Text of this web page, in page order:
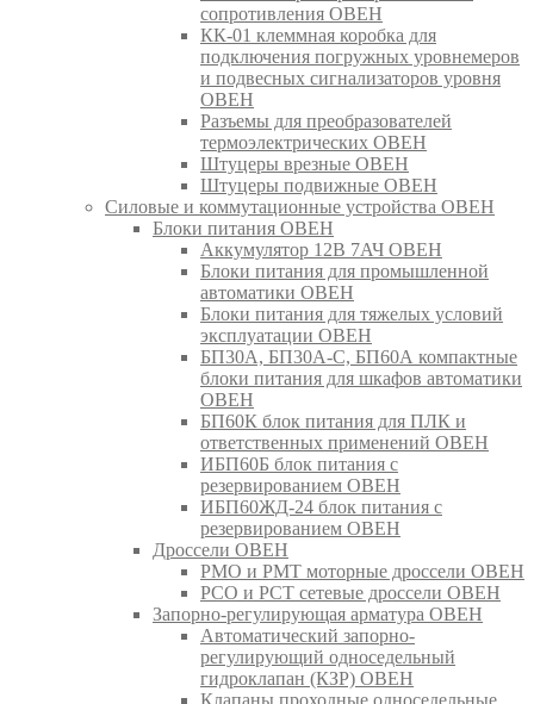
сопротивления ОВЕН
КК-01 клеммная коробка для
подключения погружных уровнемеров
и подвесных сигнализаторов уровня
ОВЕН
Разъемы для преобразователей
термоэлектрических ОВЕН
Штуцеры врезные ОВЕН
Штуцеры подвижные ОВЕН
Силовые и коммутационные устройства ОВЕН
Блоки питания ОВЕН
Аккумулятор 12В 7АЧ ОВЕН
Блоки питания для промышленной
автоматики ОВЕН
Блоки питания для тяжелых условий
эксплуатации ОВЕН
БП30А, БП30А-С, БП60А компактные
блоки питания для шкафов автоматики
ОВЕН
БП60К блок питания для ПЛК и
ответственных применений ОВЕН
ИБП60Б блок питания с
резервированием ОВЕН
ИБП60ЖД-24 блок питания с
резервированием ОВЕН
Дроссели ОВЕН
РМО и РМТ моторные дроссели ОВЕН
РСО и РСТ сетевые дроссели ОВЕН
Запорно-регулирующая арматура ОВЕН
Автоматический запорно-
регулирующий односедельный
гидроклапан (КЗР) ОВЕН
Клапаны проходные односедельные